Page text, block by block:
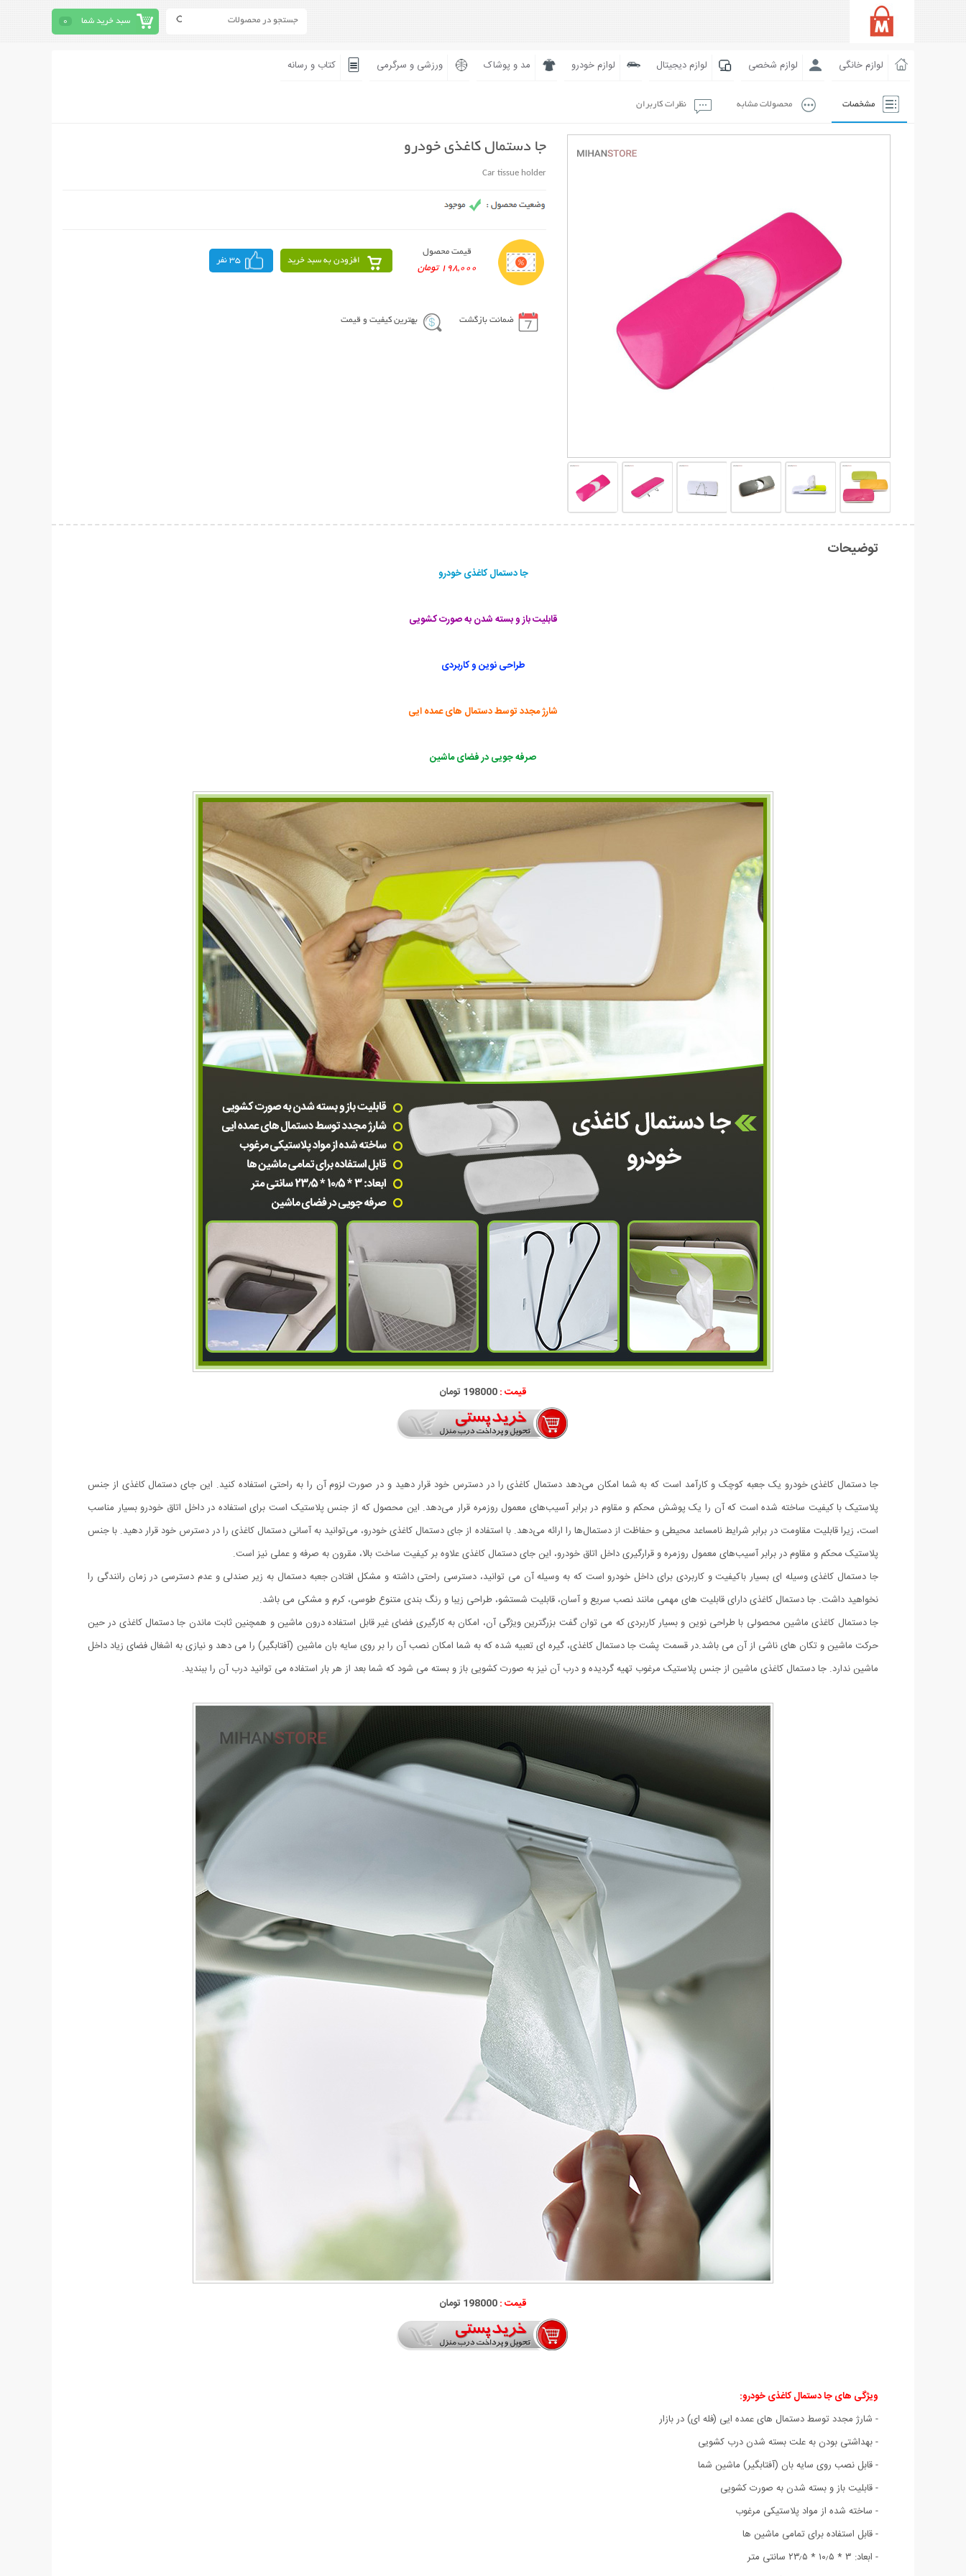
سبد خرید شما 0
لوازم خانگی لوازم شخصی لوازم دیجیتال لوازم خودرو مد و پوشاک ورزشی و سرگرمی کتاب و رسانه
مشخصات محصولات مشابه نظرات کاربران
جا دستمال کاغذی خودرو
Car tissue holder
قیمت محصول
198,000 تومان
افزودن به سبد خرید 35 نفر
ضمانت بازگشت بهترین کیفیت و قیمت
توضیحات
جا دستمال کاغذی خودرو
قابلیت باز و بسته شدن به صورت کشویی
طراحی نوین و کاربردی
شارژ مجدد توسط دستمال های عمده ایی
صرفه جویی در فضای ماشین
قیمت :198000 تومان
جا دستمال کاغذی خودرو یک جعبه کوچک و کارآمد است که به شما امکان می‌دهد دستمال کاغذی را در دسترس خود قرار دهید و در صورت لزوم آن را به راحتی استفاده کنید. این جای دستمال کاغذی از جنس
پلاستیک با کیفیت ساخته شده است که آن را یک پوشش محکم و مقاوم در برابر آسیب‌های معمول روزمره قرار می‌دهد. این محصول که از جنس پلاستیک است برای استفاده در داخل اتاق خودرو بسیار مناسب
است، زیرا قابلیت مقاومت در برابر شرایط نامساعد محیطی و حفاظت از دستمال‌ها را ارائه می‌دهد. با استفاده از جای دستمال کاغذی خودرو، می‌توانید به آسانی دستمال کاغذی را در دسترس خود قرار دهید. با جنس
پلاستیک محکم و مقاوم در برابر آسیب‌های معمول روزمره و قرارگیری داخل اتاق خودرو، این جای دستمال کاغذی علاوه بر کیفیت ساخت بالا، مقرون به صرفه و عملی نیز است.
جا دستمال کاغذی وسیله ای بسیار باکیفیت و کاربردی برای داخل خودرو است که به وسیله آن می توانید، دسترسی راحتی داشته و مشکل افتادن جعبه دستمال به زیر صندلی و عدم دسترسی در زمان رانندگی را
نخواهید داشت. جا دستمال کاغذی دارای قابلیت های مهمی مانند نصب سریع و آسان، قابلیت شستشو، طراحی زیبا و رنگ بندی متنوع طوسی، کرم و مشکی می باشد.
جا دستمال کاغذی ماشین محصولی با طراحی نوین و بسیار کاربردی که می توان گفت بزرگترین ویژگی آن، امکان به کارگیری فضای غیر قابل استفاده درون ماشین و همچنین ثابت ماندن جا دستمال کاغذی در حین
حرکت ماشین و تکان های ناشی از آن می باشد.در قسمت پشت جا دستمال کاغذی، گیره ای تعبیه شده که به شما امکان نصب آن را بر روی سایه بان ماشین (آفتابگیر) را می دهد و نیازی به اشغال فضای زیاد داخل
ماشین ندارد. جا دستمال کاغذی ماشین از جنس پلاستیک مرغوب تهیه گردیده و درب آن نیز به صورت کشویی باز و بسته می شود که شما بعد از هر بار استفاده می توانید درب آن را ببندید.
قیمت :198000 تومان
ویژگی های جا دستمال کاغذی خودرو:
- شارژ مجدد توسط دستمال های عمده ایی (فله ای) در بازار
- بهداشتی بودن به علت بسته شدن درب کشویی
- قابل نصب روی سایه بان (آفتابگیر) ماشین شما
- قابلیت باز و بسته شدن به صورت کشویی
- ساخته شده از مواد پلاستیکی مرغوب
-قابل استفاده برای تمامی ماشین ها
- ابعاد: ۳ * ۱۰٫۵ * ۲۳٫۵ سانتی متر